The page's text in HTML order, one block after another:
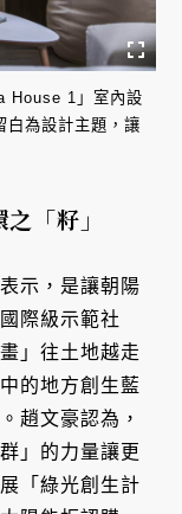
House 1」室內設
為設計主題，讓
「籽」
示，是讓朝陽
際級示範社
」往土地越走
的地方創生藍
趙文豪認為，
」的力量讓更
「綠光創生計